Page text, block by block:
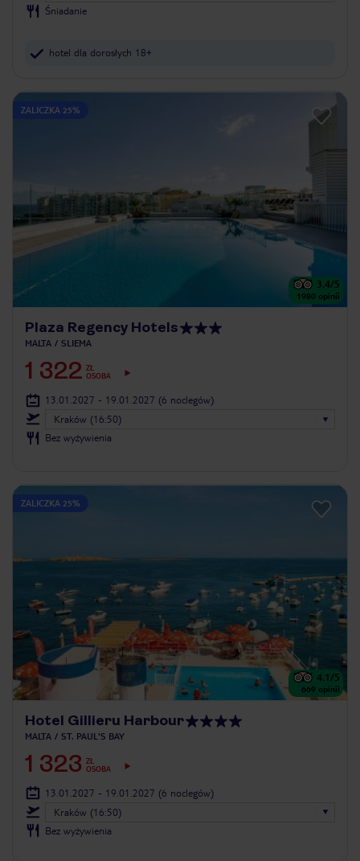
Śniadanie
hotel dla dorosłych 18+
ZALICZKA 25%
3.4/5
1980 opinii
Plaza Regency Hotels
MALTA SLIEMA
1 322 ZŁ
OSOBA
13.01.2027 - 19.01.2027 (6 noclegów)
Kraków (16:50)
Bez wyżywienia
ZALICZKA 25%
4.1/5
669 opinii
Hotel Gillieru Harbour
MALTA ST. PAUL'S BAY
1 323 ZŁ
OSOBA
13.01.2027 - 19.01.2027 (6 noclegów)
Kraków (16:50)
Bez wyżywienia